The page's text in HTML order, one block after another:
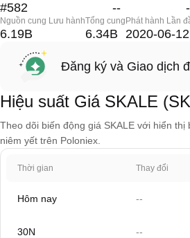
#582 --
Nguồn cung Lưu hành
6.19B
Tổng cung
6.34B
Phát hành Lần
2020-06-12
Đăng ký và Giao dịch
Hiệu suất Giá SKALE
Theo dõi biến động giá SKALE với hiển
niêm yết trên Poloniex.
Thời gian Thay đổi
Hôm nay --
30N --